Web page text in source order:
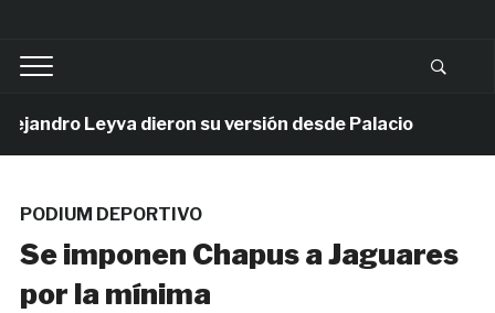
Leyva dieron su versión desde Palacio
PODIUM DEPORTIVO
Se imponen Chapus a Jaguares
por la mínima